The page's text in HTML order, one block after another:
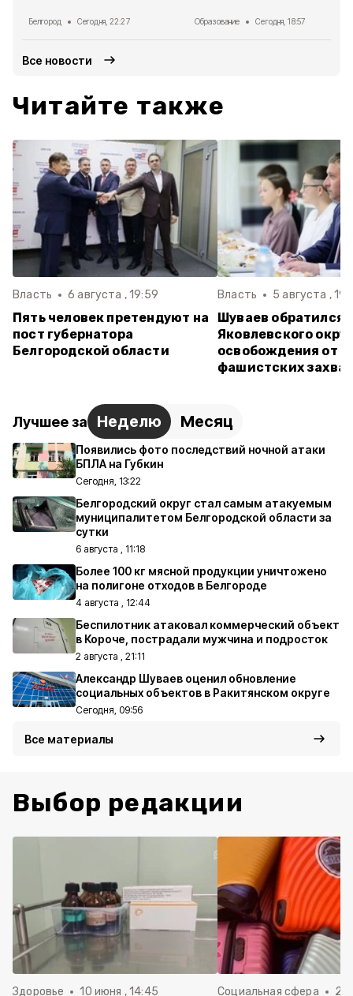
Белгород Сегодня, 22:27 Образование Сегодня, 18:57
Все новости
Читайте также
Власть 6 августа , 19:59
Пять человек претендуют на
пост губернатора
Белгородской области
Власть 5 августа ,
Шуваев обратился
Яковлевского
освобождения от
фашистских
Лучшее за Неделю Месяц
Появились фото последствий ночной атаки
БПЛА на Губкин
Сегодня, 13:22
Белгородский округ стал самым атакуемым
муниципалитетом Белгородской области за
сутки
6 августа , 11:18
Более 100 кг мясной продукции уничтожено
на полигоне отходов в Белгороде
4 августа , 12:44
Беспилотник атаковал коммерческий объект
в Короче, пострадали мужчина и подросток
2 августа , 21:11
Александр Шуваев оценил обновление
социальных объектов в Ракитянском округе
Сегодня, 09:56
Все материалы
Выбор редакции
Здоровье 10 июня , 14:45 Социальная сфера 20